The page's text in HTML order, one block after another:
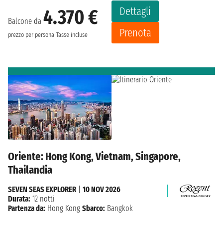
Balcone da 4.370 €
prezzo per persona Tasse incluse
Dettagli
Prenota
Oriente: Hong Kong, Vietnam, Singapore,
Thailandia
SEVEN SEAS EXPLORER| 10 NOV 2026
Durata: 12 notti
Partenza da: Hong Kong Sbarco: Bangkok